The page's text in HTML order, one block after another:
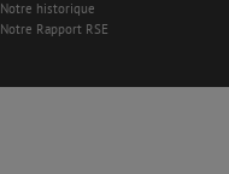
Notre historique
Notre Rapport RSE